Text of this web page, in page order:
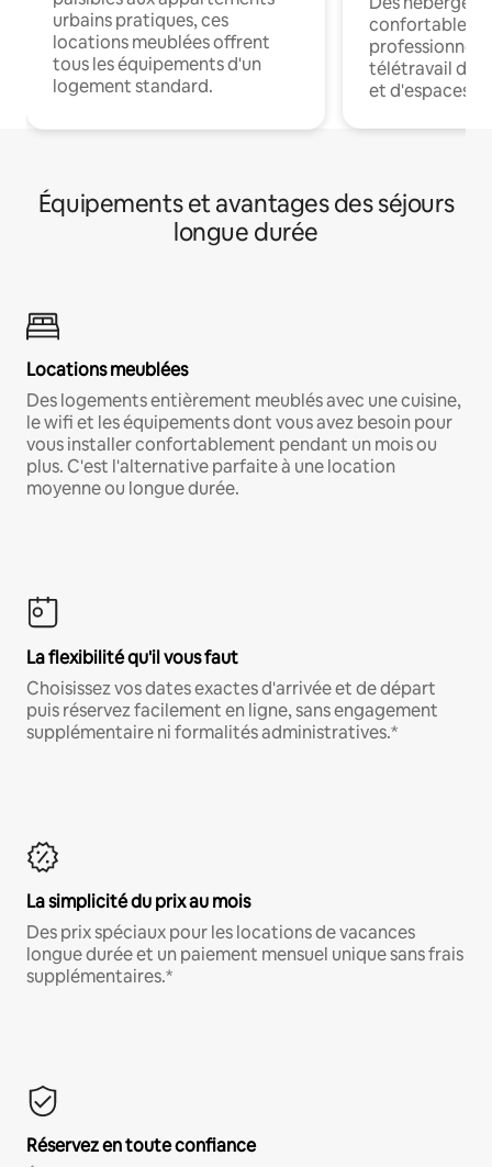
urbains pratiques, ces
locations meublées offrent
tous les équipements d'un
logement standard.
confortables
professionnels
télétravail
et d'espaces
Équipements et avantages des séjours
longue durée
Locations meublées
Des logements entièrement meublés avec une cuisine,
le wifi et les équipements dont vous avez besoin pour
vous installer confortablement pendant un mois ou
plus. C'est l'alternative parfaite à une location
moyenne ou longue durée.
La flexibilité qu'il vous faut
Choisissez vos dates exactes d'arrivée et de départ
puis réservez facilement en ligne, sans engagement
supplémentaire ni formalités administratives.*
La simplicité du prix au mois
Des prix spéciaux pour les locations de vacances
longue durée et un paiement mensuel unique sans frais
supplémentaires.*
Réservez en toute confiance